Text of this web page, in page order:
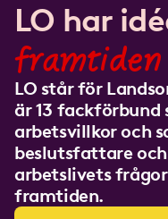
LO har
framtiden
LO står för
är 13
arbetsvillkor och
beslutsfattare
arbetslivets
framtiden.